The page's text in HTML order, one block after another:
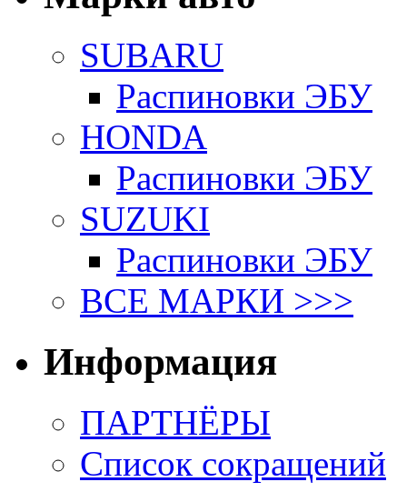
SUBARU
Распиновки ЭБУ
HONDA
Распиновки ЭБУ
SUZUKI
Распиновки ЭБУ
ВСЕ МАРКИ >>>
Информация
ПАРТНЁРЫ
Список сокращений